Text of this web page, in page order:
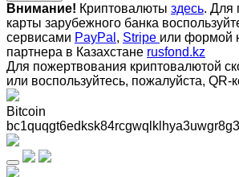
Внимание! Криптовалюты здесь. Для
карты зарубежного банка
сервисами PayPal , Stripe или формой
партнера в Казахстане rusfond.kz
Для пожертвования криптовалютой
или воспользуйтесь, пожалуйста, QR-
Bitcoin